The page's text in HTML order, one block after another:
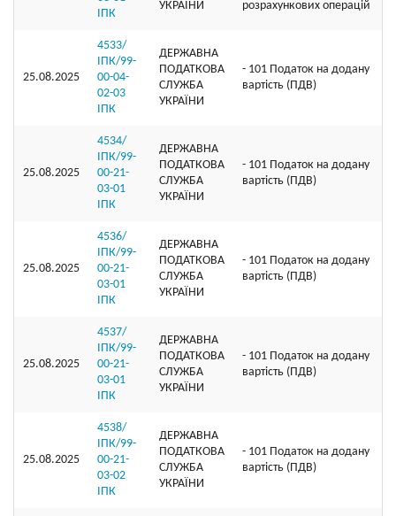
ІПК
УКРАЇНИ розрахункових операцій
25.08.2025
4533/
ІПК/99-
00-04-
02-03
ІПК
ДЕРЖАВНА
ПОДАТКОВА
СЛУЖБА
УКРАЇНИ
- 101 Податок на додану
вартість (ПДВ)
25.08.2025
4534/
ІПК/99-
00-21-
03-01
ІПК
ДЕРЖАВНА
ПОДАТКОВА
СЛУЖБА
УКРАЇНИ
- 101 Податок на додану
вартість (ПДВ)
25.08.2025
4536/
ІПК/99-
00-21-
03-01
ІПК
ДЕРЖАВНА
ПОДАТКОВА
СЛУЖБА
УКРАЇНИ
- 101 Податок на додану
вартість (ПДВ)
25.08.2025
4537/
ІПК/99-
00-21-
03-01
ІПК
ДЕРЖАВНА
ПОДАТКОВА
СЛУЖБА
УКРАЇНИ
- 101 Податок на додану
вартість (ПДВ)
25.08.2025
4538/
ІПК/99-
00-21-
03-02
ІПК
ДЕРЖАВНА
ПОДАТКОВА
СЛУЖБА
УКРАЇНИ
- 101 Податок на додану
вартість (ПДВ)